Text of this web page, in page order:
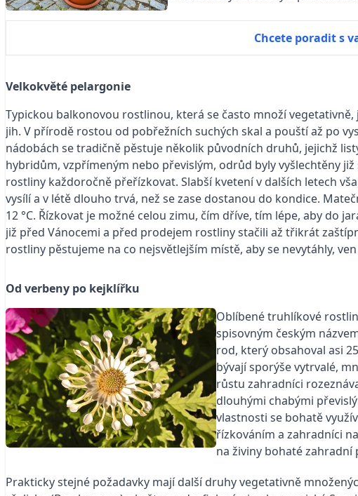
Chcete poradit s
Velkokvěté pelargonie
Typickou balkonovou rostlinou, která se často množí
jih. V přírodě rostou od pobřežních suchých skal a pouští až po
nádobách se tradičně pěstuje několik původních druhů, jejichž
hybridům, vzpřímeným nebo převislým, odrůd byly vyšlechtěny
rostliny každoročně přeřízkovat. Slabší kvetení v dalších letech
vysílí a v létě dlouho trvá, než se zase dostanou do kondice.
12 °C. Řízkovat je možné celou zimu, čím dříve, tím lépe, aby do
již před Vánocemi a před prodejem rostliny stačili až třikrát
rostliny pěstujeme na co nejsvětlejším místě, aby se nevytáhly,
Od verbeny po kejklířku
Oblíbené truhlíkové
spisovným českým
rod, který obsahoval asi
bývají sporýše vytrvalé,
růstu zahradníci
dlouhými chabými
vlastnosti se bohatě
řízkováním a zahradníci
na živiny bohaté zahradní
Prakticky stejné požadavky mají další druhy vegetativně